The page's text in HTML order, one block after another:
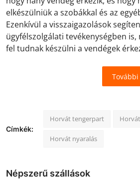
elkészülniük a szobákkal és az
Ezenkívül a visszaigazolások
ügyfélszolgálati tevékenységben
fel tudnak készülni a vendégek
Címkék:
Horvát tengerpart
Horvát nyaralás
Népszerű szállások